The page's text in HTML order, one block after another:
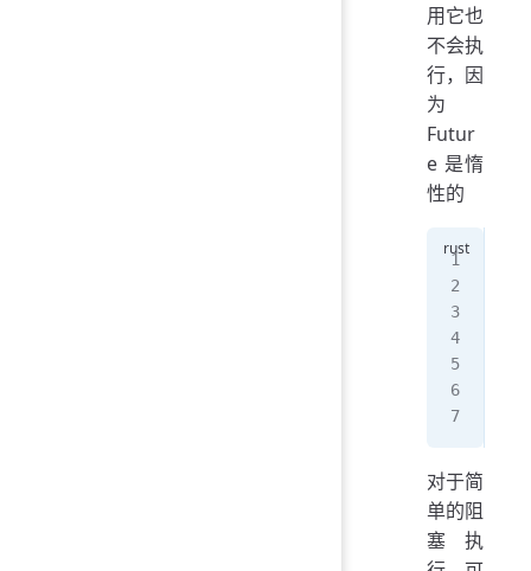
用它也
不会执
行，因
为
Futur
e 是惰
性的
对于简
单的阻
塞执